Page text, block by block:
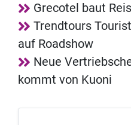
Grecotel baut
Trendtours
auf Roadshow
Neue
kommt von Kuoni